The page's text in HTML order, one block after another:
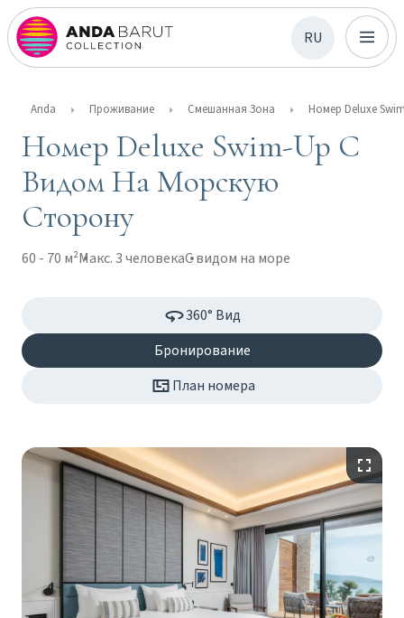
RU
Anda Проживание Смешанная Зона
Номер Deluxe Swim-Up С
Видом На Морскую
Сторону
60 - 70 м²Макс. 3 человекаС видом на море
360° Вид
Бронирование
План номера